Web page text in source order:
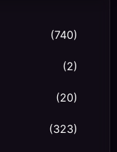
(740)
(2)
(20)
(323)